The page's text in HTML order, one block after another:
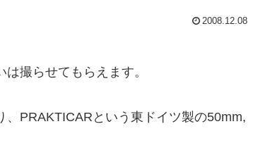
2008.12.08
撮らせてもらえます。
PRAKTICARという東ドイツ製の50mm,